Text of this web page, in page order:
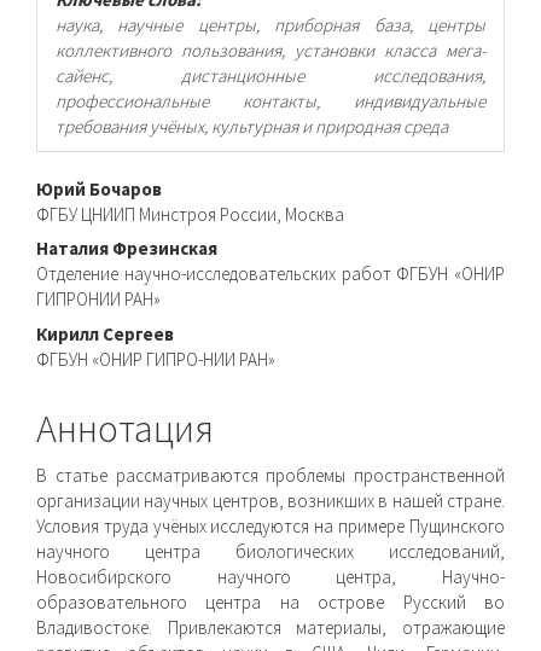
наука, научные центры, приборная база, центры
коллективного пользования, установки класса мега-
сайенс, дистанционные исследования,
профессиональные контакты, индивидуальные
требования учёных, культурная и природная среда
Основное
содержимое
статьи
Юрий Бочаров
ФГБУ ЦНИИП Минстроя России, Москва
Наталия Фрезинская
Отделение научно-исследовательских работ ФГБУН «ОНИР
ГИПРОНИИ РАН»
Кирилл Сергеев
ФГБУН «ОНИР ГИПРО-НИИ РАН»
Аннотация
В статье рассматриваются проблемы пространственной
организации научных центров, возникших в нашей стране.
Условия труда учёных исследуются на примере Пущинского
научного центра биологических исследований,
Новосибирского научного центра, Научно-
образовательного центра на острове Русский во
Владивостоке. Привлекаются материалы, отражающие